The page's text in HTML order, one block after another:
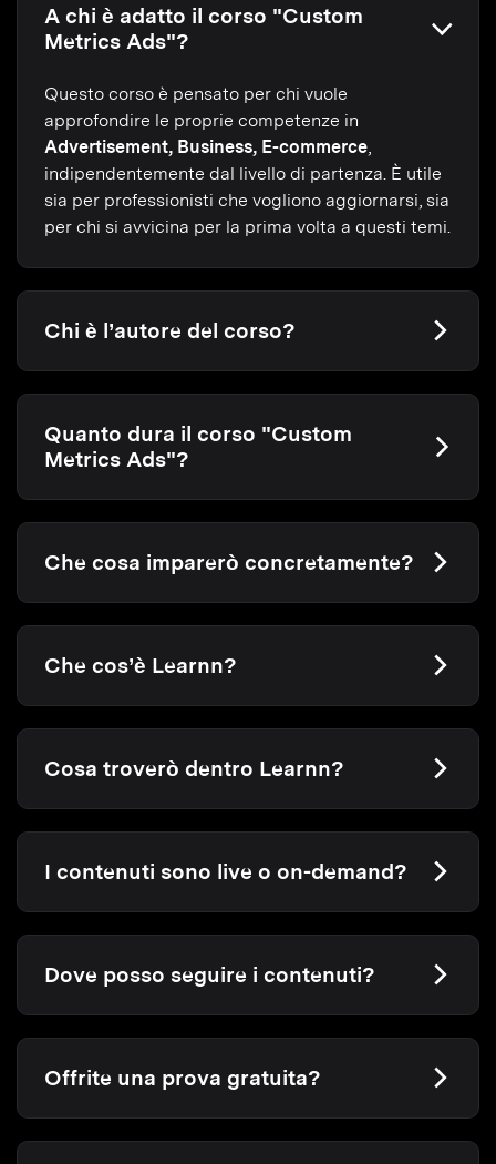
A chi è adatto il corso "Custom
Metrics Ads"?
Questo corso è pensato per chi vuole
approfondire le proprie competenze in
Advertisement, Business, E-commerce
indipendentemente dal livello di partenza. È utile
sia per professionisti che vogliono aggiornarsi, sia
per chi si avvicina per la prima volta a questi temi.
Chi è l’autore del corso?
Quanto dura il corso "Custom
Metrics Ads"?
Che cosa imparerò concretamente?
Che cos’è Learnn?
Cosa troverò dentro Learnn?
I contenuti sono live o on-demand?
Dove posso seguire i contenuti?
Offrite una prova gratuita?